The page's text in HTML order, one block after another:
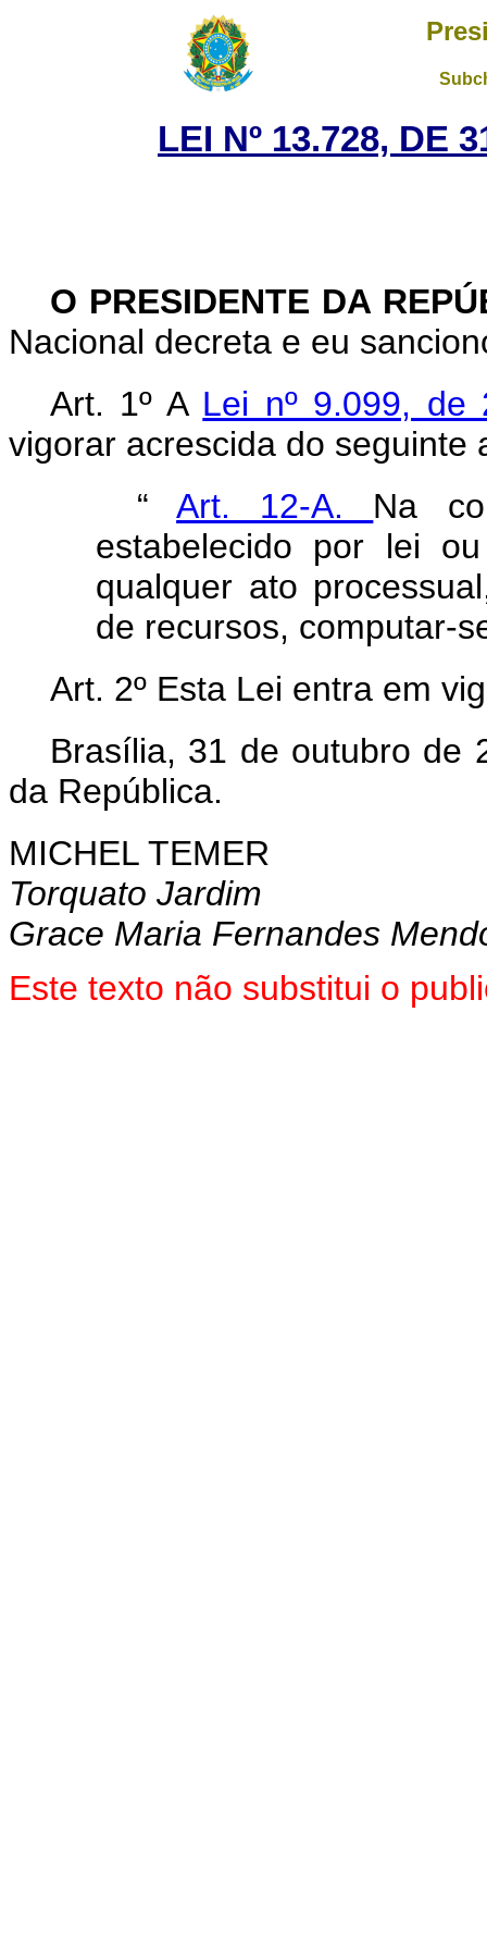
LEI Nº 13.728, DE
O PRESIDENTE DA
Nacional decreta e eu
Art. 1º A Lei nº 9.099,
vigorar acrescida do seguinte
“Art. 12-A. Na
estabelecido por lei
qualquer ato
de recursos, computar-
Art. 2º Esta Lei entra em
Brasília, 31 de outubro de
da República.
MICHEL TEMER
Torquato Jardim
Grace Maria Fernandes
Este texto não substitui o